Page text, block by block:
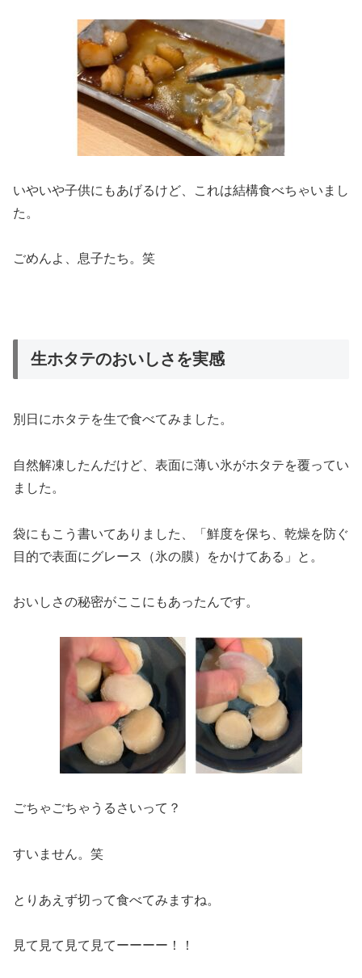
いやいや子供にもあげるけど、これは結構食べちゃいまし
た。
ごめんよ、息子たち。笑
生ホタテのおいしさを実感
別日にホタテを生で食べてみました。
自然解凍したんだけど、表面に薄い氷がホタテを覆ってい
ました。
袋にもこう書いてありました、「鮮度を保ち、乾燥を防ぐ
目的で表面にグレース（氷の膜）をかけてある」と。
おいしさの秘密がここにもあったんです。
ごちゃごちゃうるさいって？
すいません。笑
とりあえず切って食べてみますね。
見て見て見て見てーーーー！！